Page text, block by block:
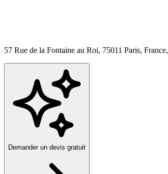
57 Rue de la Fontaine au Roi, 75011 Paris, France,
Demander un devis gratuit